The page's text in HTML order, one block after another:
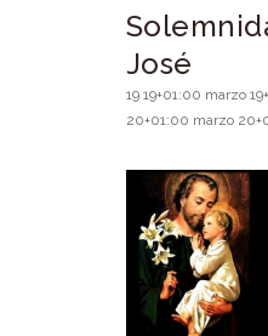
José
19 19+01:00 marzo
20+01:00 marzo